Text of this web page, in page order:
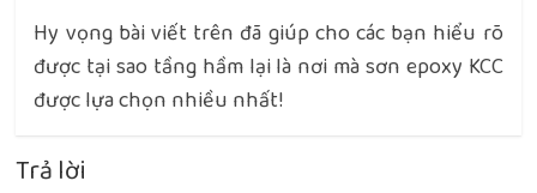
Hy vọng bài viết trên đã giúp cho các bạn hiểu rõ
được tại sao tầng hầm lại là nơi mà sơn epoxy KCC
được lựa chọn nhiều nhất!
Trả lời